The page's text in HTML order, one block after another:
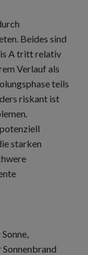
Beides sind
A tritt relativ
Verlauf als
teils
riskant ist
starken
Sonnenbrand